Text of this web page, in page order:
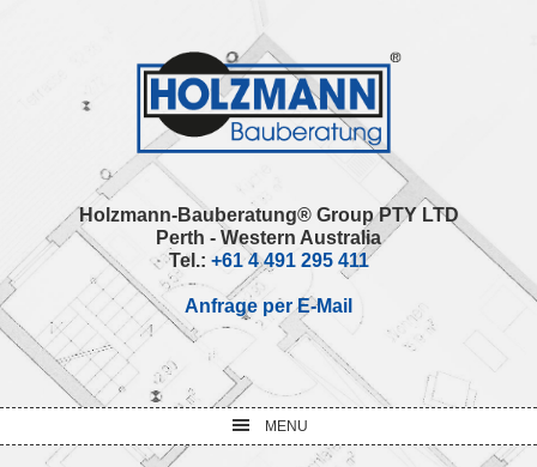
navigation
Holzmann-Bauberatung® Group PTY LTD
Perth - Western Australia
Tel.: +61 4 491 295 411
Anfrage per E-Mail
MENU